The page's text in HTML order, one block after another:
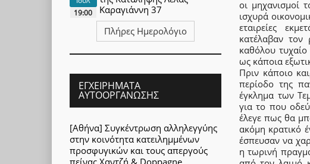
οι μηχανισμοί
ισχυρά
εταιρείες
κατέλαβαν
καθόλου
ως κάποια
Πριν κάποιο
περίοδο της
έγκλημα των
για το που
έλεγε πως θα
ακόμη κρατικό
έσπευσαν να
η τωρινή
19:00
Καραγιάννη 37
Πλήρες Ημερολόγιο
ΕΓΧΕΙΡΉΜΑΤΑ
ΑΥΤΟΟΡΓΆΝΩΣΗΣ
[Αθήνα] Συγκέντρωση αλληλεγγύης
στην κοινότητα κατειλημμένων
προσφυγικών και τους απεργούς